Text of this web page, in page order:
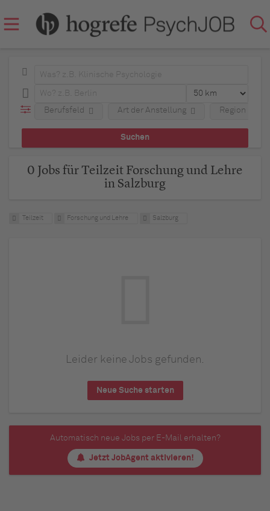
Berufsfeld Art der Anstellung Region
0 Jobs für Teilzeit Forschung und Lehre
in Salzburg
Teilzeit Forschung und Lehre Salzburg
Leider keine Jobs gefunden.
Neue Suche starten
Automatisch neue Jobs per E-Mail erhalten?
Jetzt JobAgent aktivieren!